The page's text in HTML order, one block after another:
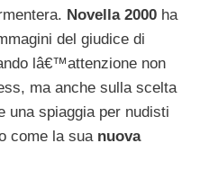
Novella 2000 ha
del giudice di
lâ€™attenzione non
ma anche sulla scelta
una spiaggia per nudisti
come la sua nuova